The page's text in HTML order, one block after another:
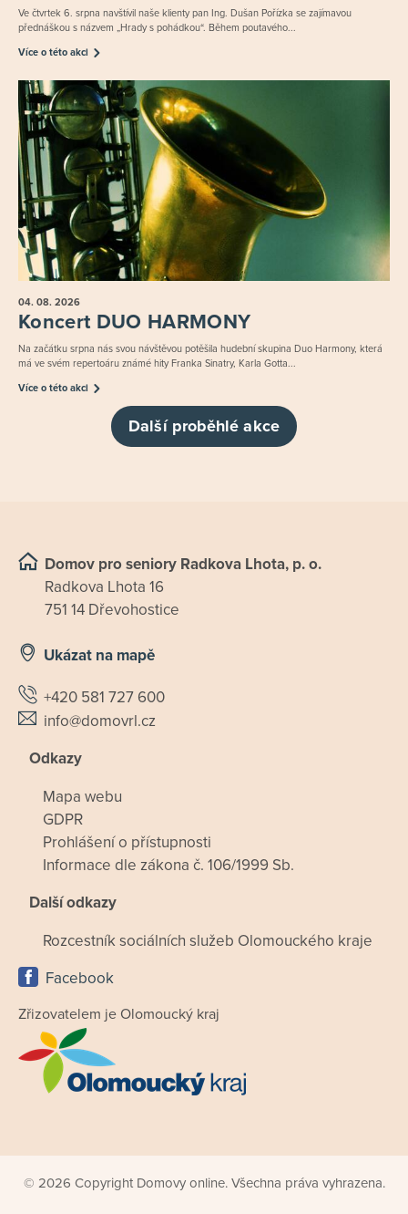
Ve čtvrtek 6. srpna navštívil naše klienty pan Ing. Dušan Pořízka se zajímavou
přednáškou s názvem „Hrady s pohádkou“. Během poutavého...
Více o této akci
04. 08. 2026
Koncert DUO HARMONY
Na začátku srpna nás svou návštěvou potěšila hudební skupina Duo Harmony, která
má ve svém repertoáru známé hity Franka Sinatry, Karla Gotta...
Více o této akci
Další proběhlé akce
Domov pro seniory Radkova Lhota, p. o.
Radkova Lhota 16
751 14 Dřevohostice
Ukázat na mapě
+420 581 727 600
info@domovrl.cz
Odkazy
Mapa webu
GDPR
Prohlášení o přístupnosti
Informace dle zákona č. 106/1999 Sb.
Další odkazy
Rozcestník sociálních služeb Olomouckého kraje
Facebook
Zřizovatelem je Olomoucký kraj
© 2026 Copyright Domovy online. Všechna práva vyhrazena.